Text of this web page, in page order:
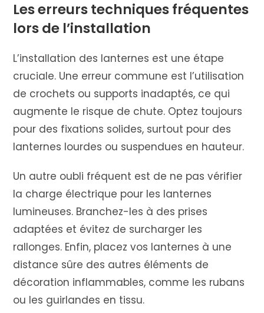
Les erreurs techniques fréquentes
lors de l’installation
L’installation des lanternes est une étape
cruciale. Une erreur commune est l’utilisation
de crochets ou supports inadaptés, ce qui
augmente le risque de chute. Optez toujours
pour des fixations solides, surtout pour des
lanternes lourdes ou suspendues en hauteur.
Un autre oubli fréquent est de ne pas vérifier
la charge électrique pour les lanternes
lumineuses. Branchez-les à des prises
adaptées et évitez de surcharger les
rallonges. Enfin, placez vos lanternes à une
distance sûre des autres éléments de
décoration inflammables, comme les rubans
ou les guirlandes en tissu.